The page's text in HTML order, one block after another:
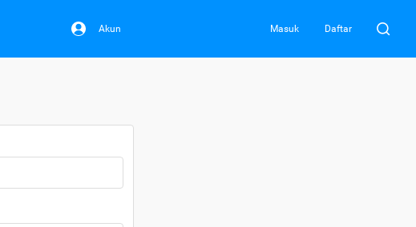
Akun Masuk Daftar